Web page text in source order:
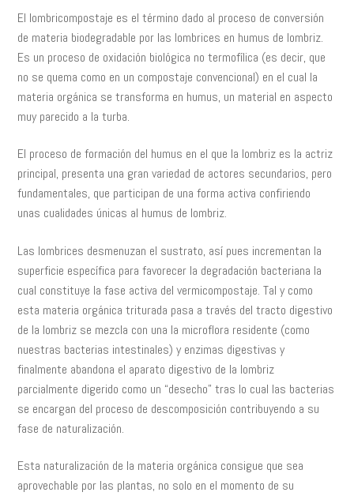
El lombricompostaje es el término dado al proceso de conversión
de materia biodegradable por las lombrices en humus de lombriz.
Es un proceso de oxidación biológica no termofílica (es decir, que
no se quema como en un compostaje convencional) en el cual la
materia orgánica se transforma en humus, un material en aspecto
muy parecido a la turba.
El proceso de formación del humus en el que la lombriz es la actriz
principal, presenta una gran variedad de actores secundarios, pero
fundamentales, que participan de una forma activa confiriendo
unas cualidades únicas al humus de lombriz.
Las lombrices desmenuzan el sustrato, así pues incrementan la
superficie específica para favorecer la degradación bacteriana la
cual constituye la fase activa del vermicompostaje. Tal y como
esta materia orgánica triturada pasa a través del tracto digestivo
de la lombriz se mezcla con una la microflora residente (como
nuestras bacterias intestinales) y enzimas digestivas y
finalmente abandona el aparato digestivo de la lombriz
parcialmente digerido como un “desecho” tras lo cual las bacterias
se encargan del proceso de descomposición contribuyendo a su
fase de naturalización.
Esta naturalización de la materia orgánica consigue que sea
aprovechable por las plantas, no solo en el momento de su